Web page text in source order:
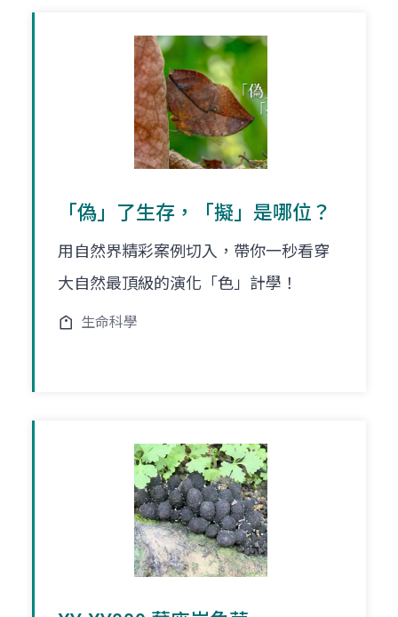
「偽」了生存，「擬」是哪位？
用自然界精彩案例切入，帶你一秒看穿
大自然最頂級的演化「色」計學！
生命科學